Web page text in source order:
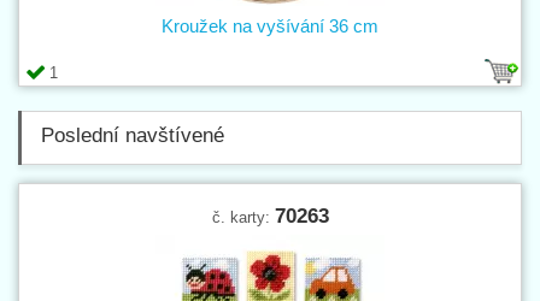
1
Kroužek na vyšívání 36 cm
Poslední navštívené
č. karty: 70263